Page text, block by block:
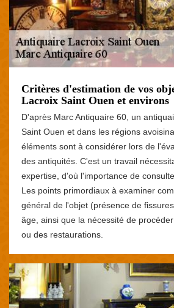
Critères d'estimation de vos
Lacroix Saint Ouen et environs
D'après Marc Antiquaire 60, un
Saint Ouen et dans les régions
éléments sont à considérer lors de
des antiquités. C'est un travail
expertise, d'où l'importance de
Les points primordiaux à examiner
général de l'objet (présence de
âge, ainsi que la nécessité de
ou des restaurations.